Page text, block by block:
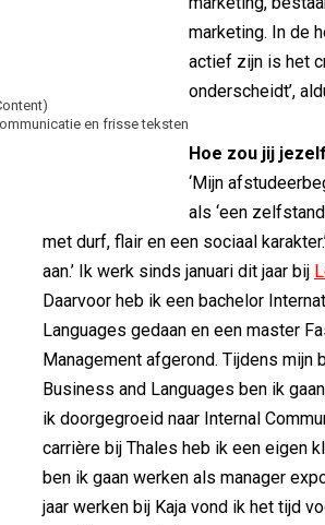
en frisse teksten
marketing. In de
actief zijn is het
onderscheidt’,
Hoe zou jij
‘Mijn
als ‘een
met durf, flair en een sociaal
aan.’ Ik werk sinds januari dit jaar bij
Daarvoor heb ik een bachelor
Languages gedaan en een master
Management afgerond. Tijdens mijn
Business and Languages ben ik
ik doorgegroeid naar Internal
carrière bij Thales heb ik een eigen
ben ik gaan werken als manager
jaar werken bij Kaja vond ik het tijd